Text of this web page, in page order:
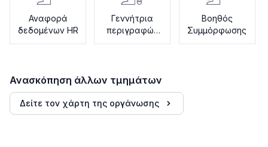
Αναφορά
δεδομένων HR
Γεννήτρια
περιγραφών
εργασίας
Βοηθός
Συμμόρφωσης
Ανασκόπηση άλλων τμημάτων
Δείτε τον χάρτη της οργάνωσης